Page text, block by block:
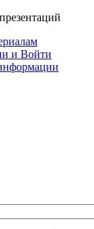
и Войти